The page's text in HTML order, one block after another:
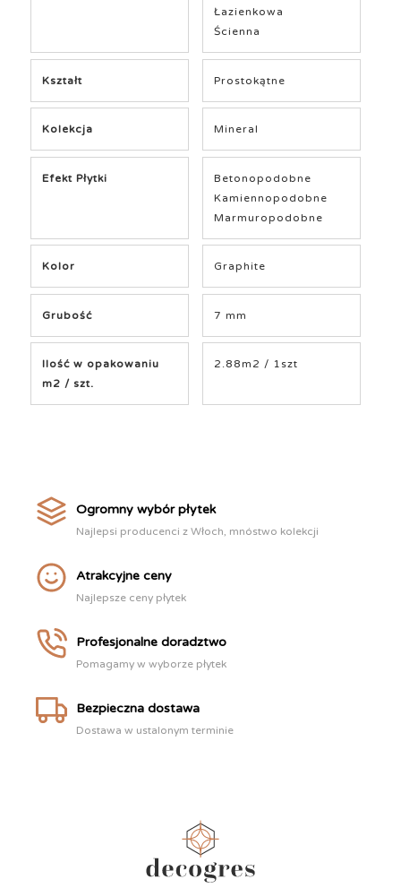
Łazienkowa
Ścienna
Kształt Prostokątne
Kolekcja Mineral
Efekt Płytki
Betonopodobne
Kamiennopodobne
Marmuropodobne
Kolor Graphite
Grubość 7 mm
Ilość w opakowaniu
m2 / szt.
2.88m2 / 1szt
Ogromny wybór płytek
Najlepsi producenci z Włoch, mnóstwo kolekcji
Atrakcyjne ceny
Najlepsze ceny płytek
Profesjonalne doradztwo
Pomagamy w wyborze płytek
Bezpieczna dostawa
Dostawa w ustalonym terminie